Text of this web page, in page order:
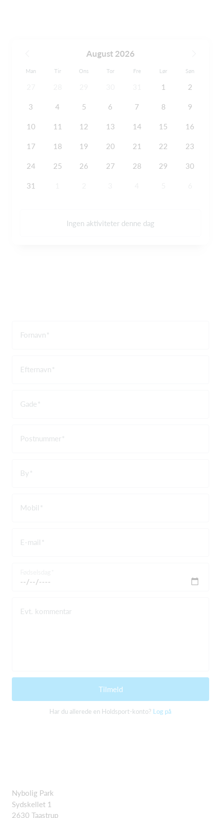
August 2026
Man Tir Ons Tor Fre Lør Søn
1 2
3 4 5 6 7 8 9
10 11 12 13 14 15 16
17 18 19 20 21 22 23
24 25 26 27 28 29 30
31
Ingen aktiviteter denne dag
Fornavn
Efternavn
Gade
Postnummer
By
Mobil
E-mail
Evt. kommentar
Tilmeld
Har du allerede en Holdsport-konto? Log på
Nybolig Park
Sydskellet 1
2630 Taastrup